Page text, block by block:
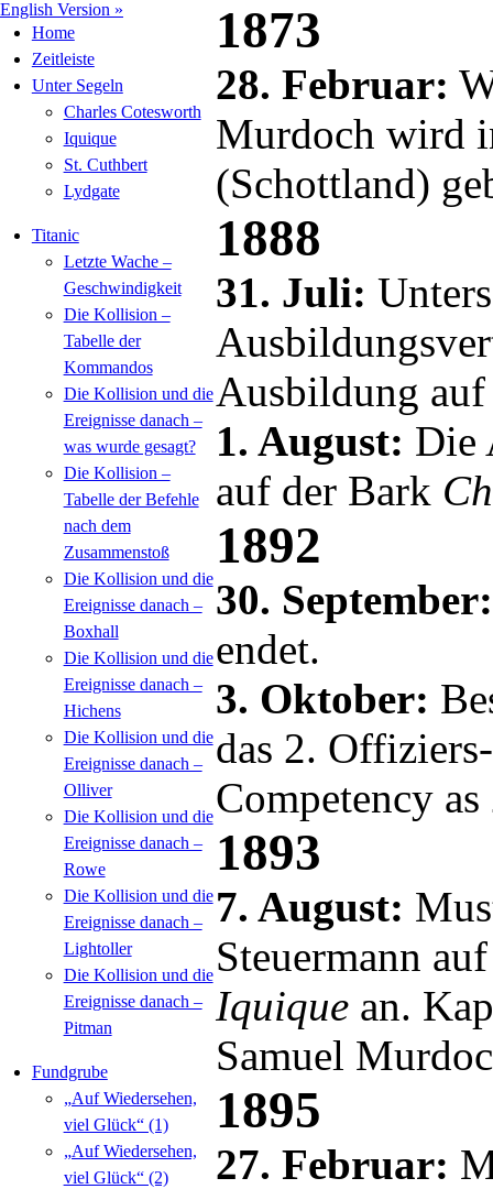
English Version »
Home
Zeitleiste
Unter Segeln
Charles Cotesworth
Iquique
St. Cuthbert
Lydgate
Titanic
Letzte Wache –
Geschwindigkeit
Die Kollision –
Tabelle der
Kommandos
Die Kollision und die
Ereignisse danach –
was wurde gesagt?
Die Kollision –
Tabelle der Befehle
nach dem
Zusammenstoß
Die Kollision und die
Ereignisse danach –
Boxhall
Die Kollision und die
Ereignisse danach –
Hichens
Die Kollision und die
Ereignisse danach –
Olliver
Die Kollision und die
Ereignisse danach –
Rowe
Die Kollision und die
Ereignisse danach –
Lightoller
Die Kollision und die
Ereignisse danach –
Pitman
Fundgrube
„Auf Wiedersehen,
viel Glück“ (1)
„Auf Wiedersehen,
viel Glück“ (2)
1873
28. Februar:
Murdoch wird
(Schottland)
1888
31. Juli:
Ausbildung
1. August: Die
auf der Bark
1892
30.
endet.
3. Oktober:
das 2.
Competency
1893
7. August:
Steuermann
Iquique an.
Samuel
1895
27. Februar: